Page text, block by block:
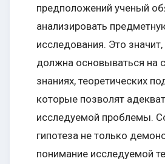
предположений ученый
анализировать
исследования. Это значит,
должна основываться на
знаниях, теоретических
которые позволят
исследуемой проблемы.
гипотеза не только
понимание исследуемой